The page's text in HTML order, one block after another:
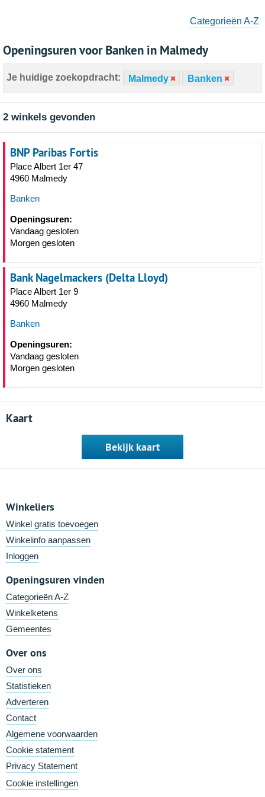
Categorieën A-Z
Openingsuren voor Banken in Malmedy
Je huidige zoekopdracht: Malmedy Banken
2 winkels gevonden
BNP Paribas Fortis
Place Albert 1er 47
4960 Malmedy
Banken
Openingsuren:
Vandaag gesloten
Morgen gesloten
Bank Nagelmackers (Delta Lloyd)
Place Albert 1er 9
4960 Malmedy
Banken
Openingsuren:
Vandaag gesloten
Morgen gesloten
Kaart
Bekijk kaart
Winkeliers
Winkel gratis toevoegen
Winkelinfo aanpassen
Inloggen
Openingsuren vinden
Categorieën A-Z
Winkelketens
Gemeentes
Over ons
Over ons
Statistieken
Adverteren
Contact
Algemene voorwaarden
Cookie statement
Privacy Statement
Cookie instellingen